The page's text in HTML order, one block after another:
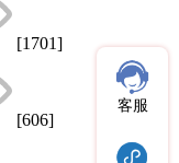
[1701]
[606]
客服